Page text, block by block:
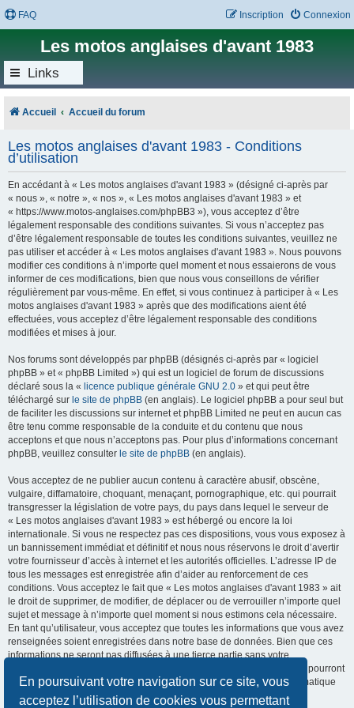
En poursuivant votre navigation sur ce site, vous
acceptez l’utilisation de cookies vous permettant
FAQ Connexion
Inscription
Les motos anglaises d'avant 1983
Links
Accueil Accueil du forum
Les motos anglaises d'avant 1983 - Conditions
d’utilisation
En accédant à « Les motos anglaises d'avant 1983 » (désigné ci-après par
« nous », « notre », « nos », « Les motos anglaises d'avant 1983 » et
« https://www.motos-anglaises.com/phpBB3 »), vous acceptez d’être
légalement responsable des conditions suivantes. Si vous n’acceptez pas
d’être légalement responsable de toutes les conditions suivantes, veuillez ne
pas utiliser et accéder à « Les motos anglaises d'avant 1983 ». Nous pouvons
modifier ces conditions à n’importe quel moment et nous essaierons de vous
informer de ces modifications, bien que nous vous conseillons de vérifier
régulièrement par vous-même. En effet, si vous continuez à participer à « Les
motos anglaises d'avant 1983 » après que des modifications aient été
effectuées, vous acceptez d’être légalement responsable des conditions
modifiées et mises à jour.
Nos forums sont développés par phpBB (désignés ci-après par « logiciel
phpBB » et « phpBB Limited ») qui est un logiciel de forum de discussions
déclaré sous la « licence publique générale GNU 2.0 » et qui peut être
téléchargé sur le site de phpBB (en anglais). Le logiciel phpBB a pour seul but
de faciliter les discussions sur internet et phpBB Limited ne peut en aucun cas
être tenu comme responsable de la conduite et du contenu que nous
acceptons et que nous n’acceptons pas. Pour plus d’informations concernant
phpBB, veuillez consulter le site de phpBB (en anglais).
Vous acceptez de ne publier aucun contenu à caractère abusif, obscène,
vulgaire, diffamatoire, choquant, menaçant, pornographique, etc. qui pourrait
transgresser la législation de votre pays, du pays dans lequel le serveur de
« Les motos anglaises d'avant 1983 » est hébergé ou encore la loi
internationale. Si vous ne respectez pas ces dispositions, vous vous exposez à
un bannissement immédiat et définitif et nous nous réservons le droit d’avertir
votre fournisseur d’accès à internet et les autorités officielles. L’adresse IP de
tous les messages est enregistrée afin d’aider au renforcement de ces
conditions. Vous acceptez le fait que « Les motos anglaises d'avant 1983 » ait
le droit de supprimer, de modifier, de déplacer ou de verrouiller n’importe quel
sujet et message à n’importe quel moment si nous estimons cela nécessaire.
En tant qu’utilisateur, vous acceptez que toutes les informations que vous avez
renseignées soient enregistrées dans notre base de données. Bien que ces
informations ne seront pas diffusées à une tierce partie sans votre
consentement, ni « Les motos anglaises d'avant 1983 », ni phpBB, ne pourront
être tenus comme responsables en cas de tentative de piratage informatique
visant à compromettre vos données.